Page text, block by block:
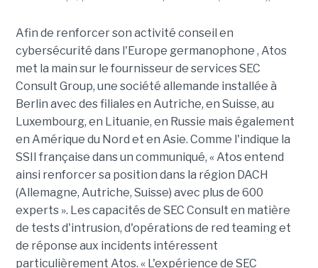
Afin de renforcer son activité conseil en
cybersécurité dans l'Europe germanophone , Atos
met la main sur le fournisseur de services SEC
Consult Group, une société allemande installée à
Berlin avec des filiales en Autriche, en Suisse, au
Luxembourg, en Lituanie, en Russie mais également
en Amérique du Nord et en Asie. Comme l'indique la
SSII française dans un communiqué, « Atos entend
ainsi renforcer sa position dans la région DACH
(Allemagne, Autriche, Suisse) avec plus de 600
experts ». Les capacités de SEC Consult en matière
de tests d'intrusion, d'opérations de red teaming et
de réponse aux incidents intéressent
particulièrement Atos. « L'expérience de SEC